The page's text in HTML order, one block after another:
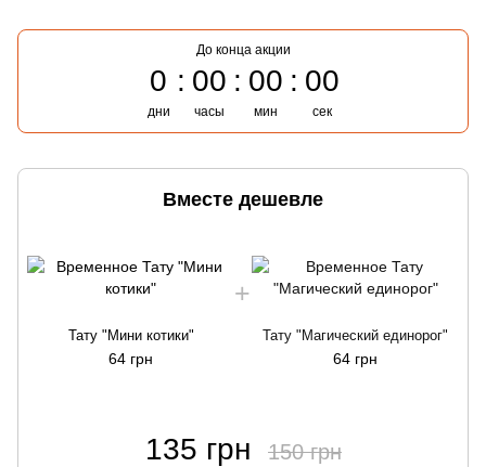
До конца акции
0
дни
00
часы
00
мин
00
сек
Вместе дешевле
Тату "Мини котики"
64 грн
Тату "Магический единорог"
64 грн
135 грн 150 грн